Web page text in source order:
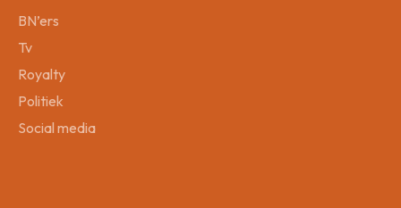
BN’ers
Tv
Royalty
Politiek
Social media